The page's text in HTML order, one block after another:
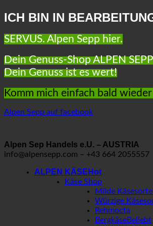
ICH BIN IN
SERVUS. Alpen Sepp hier.
Dein Genuss-Shop ALPEN
Dein Genuss ist es wert!
Komm mich einfach bald
Alpen Sepp auf facebook
Alpen Sep Handels e.U. – AUSTRIA
info@alpensepp.com – +43 664 2055557
ALPEN KÄSE
Käse Shop
Milde
Würzige
Rehmocta
Bergkäse